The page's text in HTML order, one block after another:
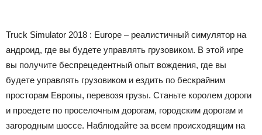
Truck Simulator 2018 : Europe – реалистичный симулятор на
андроид, где вы будете управлять грузовиком. В этой игре
вы получите беспрецедентный опыт вождения, где вы
будете управлять грузовиком и ездить по бескрайним
просторам Европы, перевозя грузы. Станьте королем дороги
и проедете по проселочным дорогам, городским дорогам и
загородным шоссе. Наблюдайте за всем происходящим на